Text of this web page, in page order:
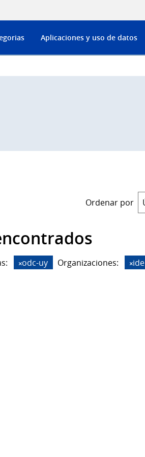
Aplicaciones y uso de datos
Ordenar por
odc-uy Organizaciones: ide